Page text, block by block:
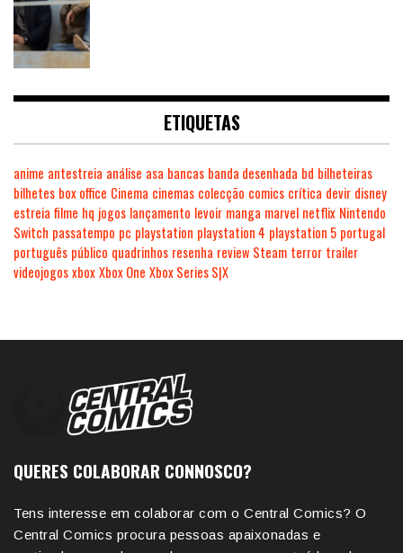
ETIQUETAS
anime antestreia análise asa bancas banda desenhada bd bilheteiras
bilhetes box office Cinema cinemas colecção comics crítica devir disney
estreia filme hq jogos lançamento levoir manga marvel netflix Nintendo
Switch passatempo pc playstation playstation 4 playstation 5 portugal
português público quadrinhos resenha review Steam terror trailer
videojogosxboxXbox One Xbox Series S|X
QUERES COLABORAR CONNOSCO?
Tens interesse em colaborar com o Central Comics? O
Central Comics procura pessoas apaixonadas e